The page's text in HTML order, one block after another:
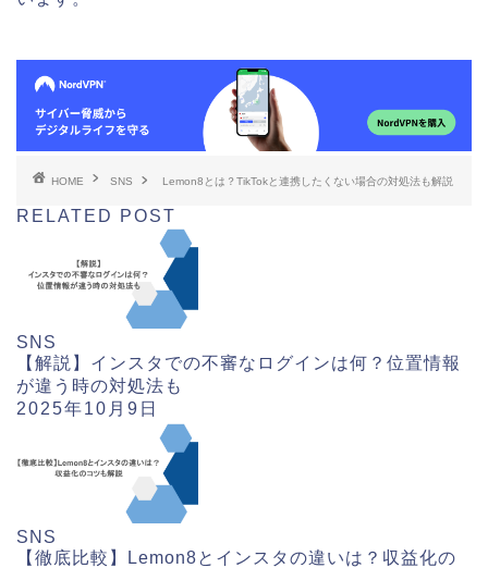
HOME SNS Lemon8とは？TikTokと連携したくない場合の対処法も解説
RELATED POST
SNS
【解説】インスタでの不審なログインは何？位置情報
が違う時の対処法も
2025年10月9日
SNS
【徹底比較】Lemon8とインスタの違いは？収益化の